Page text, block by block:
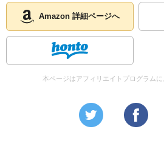
Amazon 詳細ページへ
本ページはアフィリエイトプログラム